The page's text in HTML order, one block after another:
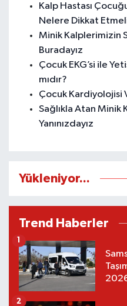
Kalp Hastası
Nelere Dikkat
Minik Kalplerimizin
Buradayız
Çocuk EKG’si ile
mıdır?
Çocuk Kardiyolojisi
Sağlıkla Atan Minik
Yanınızdayız
Yükleniyor...
Trend Haberler
1
2